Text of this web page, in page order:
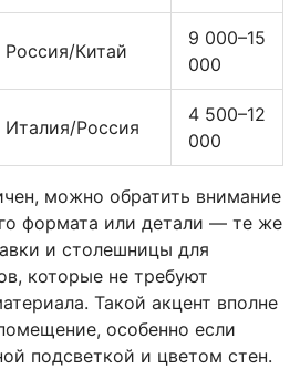
Россия/Китай
9 000–15
000
Италия/Россия
4 500–12
000
можно обратить внимание
формата или детали — те же
и столешницы для
которые не требуют
Такой акцент вполне
особенно если
подсветкой и цветом стен.